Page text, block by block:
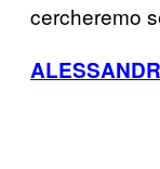
cercheremo